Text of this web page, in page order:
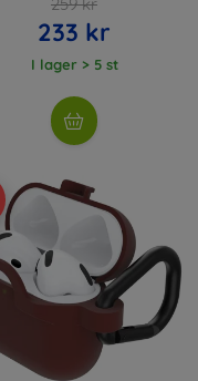
233 kr
I lager > 5 st